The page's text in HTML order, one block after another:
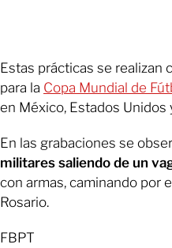
Estas prácticas se realizan
para la Copa Mundial de
en México, Estados Unidos
En las grabaciones se
militares saliendo de un
con armas, caminando por
Rosario.
FBPT